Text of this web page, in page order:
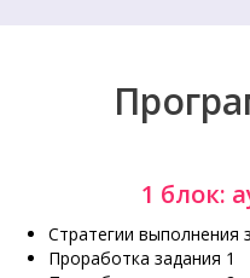
1 блок:
Стратегии выполнения
Проработка задания 1